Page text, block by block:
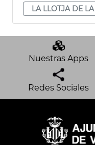
LA LLOTJA DE
Nuestras Apps
Redes Sociales